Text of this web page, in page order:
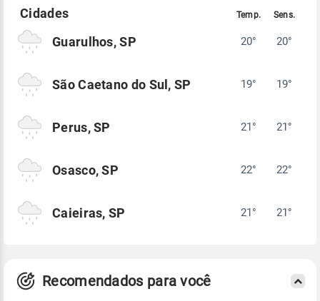
Guarulhos, SP 20° 20°
São Caetano do Sul, SP 19° 19°
Perus, SP 21° 21°
Osasco, SP 22° 22°
Caieiras, SP 21° 21°
Recomendados para você